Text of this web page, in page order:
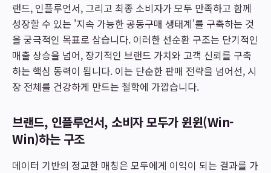
랜드, 인플루언서, 그리고 최종 소비자가 모두 만족하고 함께
성장할 수 있는 '지속 가능한 공동구매 생태계'를 구축하는 것
을 궁극적인 목표로 삼습니다. 이러한 선순환 구조는 단기적인
매출 상승을 넘어, 장기적인 브랜드 가치와 고객 신뢰를 구축
하는 핵심 동력이 됩니다. 이는 단순한 판매 전략을 넘어선, 시
장 전체를 건강하게 만드는 철학에 가깝습니다.
브랜드, 인플루언서, 소비자 모두가 윈윈(Win-
Win)하는 구조
데이터 기반의 정교한 매칭은 모두에게 이익이 되는 결과를 가